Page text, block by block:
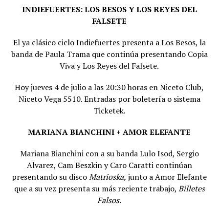
INDIEFUERTES: LOS BESOS Y LOS REYES DEL
FALSETE
El ya clásico ciclo Indiefuertes presenta a Los Besos, la
banda de Paula Trama que continúa presentando Copia
Viva y Los Reyes del Falsete.
Hoy jueves 4 de julio a las 20:30 horas en Niceto Club,
Niceto Vega 5510. Entradas por boletería o sistema
Ticketek.
MARIANA BIANCHINI + AMOR ELEFANTE
Mariana Bianchini con a su banda Lulo Isod, Sergio
Alvarez, Cam Beszkin y Caro Caratti continúan
presentando su discoMatrioska, junto a Amor Elefante
que a su vez presenta su más reciente trabajo, Billetes
Falsos.